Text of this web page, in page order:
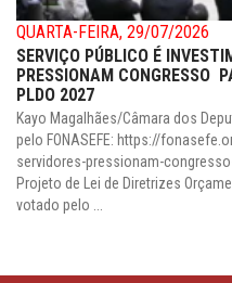
QUARTA-FEIRA, 29/07/2026
SERVIÇO PÚBLICO É
PRESSIONAM CONGRESSO
PLDO 2027
Kayo Magalhães/Câmara dos
pelo FONASEFE: https://
servidores-pressionam-
Projeto de Lei de Diretrizes
votado pelo ...